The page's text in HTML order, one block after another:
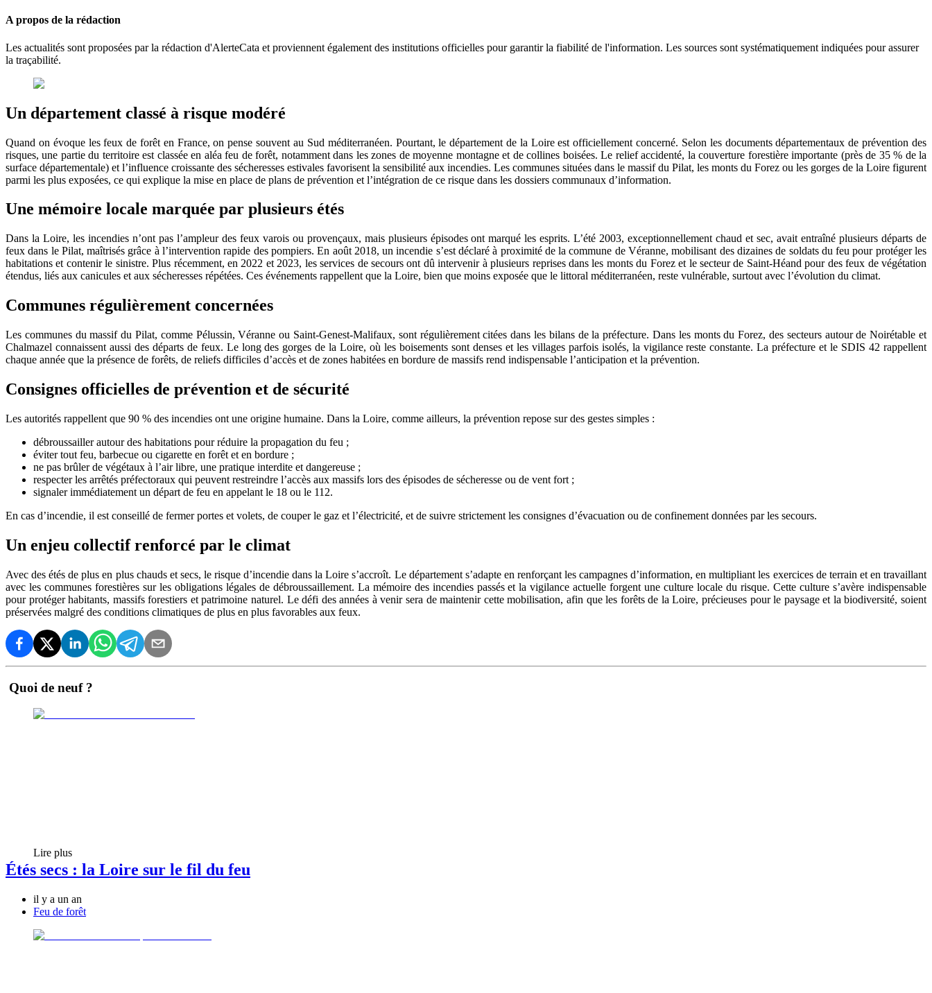
A propos de la rédaction
Les actualités sont proposées par la rédaction d'AlerteCata et proviennent également des institutions officielles pour garantir la fiabilité de l'information. Les sources sont systématiquement indiquées pour assurer
la traçabilité.
Un département classé à risque modéré
Quand on évoque les feux de forêt en France, on pense souvent au Sud méditerranéen. Pourtant, le département de la Loire est officiellement concerné. Selon les documents départementaux de prévention des
risques, une partie du territoire est classée en aléa feu de forêt, notamment dans les zones de moyenne montagne et de collines boisées. Le relief accidenté, la couverture forestière importante (près de 35 % de la
surface départementale) et l’influence croissante des sécheresses estivales favorisent la sensibilité aux incendies. Les communes situées dans le massif du Pilat, les monts du Forez ou les gorges de la Loire figurent
parmi les plus exposées, ce qui explique la mise en place de plans de prévention et l’intégration de ce risque dans les dossiers communaux d’information.
Une mémoire locale marquée par plusieurs étés
Dans la Loire, les incendies n’ont pas l’ampleur des feux varois ou provençaux, mais plusieurs épisodes ont marqué les esprits. L’été 2003, exceptionnellement chaud et sec, avait entraîné plusieurs départs de
feux dans le Pilat, maîtrisés grâce à l’intervention rapide des pompiers. En août 2018, un incendie s’est déclaré à proximité de la commune de Véranne, mobilisant des dizaines de soldats du feu pour protéger les
habitations et contenir le sinistre. Plus récemment, en 2022 et 2023, les services de secours ont dû intervenir à plusieurs reprises dans les monts du Forez et le secteur de Saint-Héand pour des feux de végétation
étendus, liés aux canicules et aux sécheresses répétées. Ces événements rappellent que la Loire, bien que moins exposée que le littoral méditerranéen, reste vulnérable, surtout avec l’évolution du climat.
Communes régulièrement concernées
Les communes du massif du Pilat, comme Pélussin, Véranne ou Saint-Genest-Malifaux, sont régulièrement citées dans les bilans de la préfecture. Dans les monts du Forez, des secteurs autour de Noirétable et
Chalmazel connaissent aussi des départs de feux. Le long des gorges de la Loire, où les boisements sont denses et les villages parfois isolés, la vigilance reste constante. La préfecture et le SDIS 42 rappellent
chaque année que la présence de forêts, de reliefs difficiles d’accès et de zones habitées en bordure de massifs rend indispensable l’anticipation et la prévention.
Consignes officielles de prévention et de sécurité
Les autorités rappellent que 90 % des incendies ont une origine humaine. Dans la Loire, comme ailleurs, la prévention repose sur des gestes simples :
débroussailler autour des habitations pour réduire la propagation du feu ;
éviter tout feu, barbecue ou cigarette en forêt et en bordure ;
ne pas brûler de végétaux à l’air libre, une pratique interdite et dangereuse ;
respecter les arrêtés préfectoraux qui peuvent restreindre l’accès aux massifs lors des épisodes de sécheresse ou de vent fort ;
signaler immédiatement un départ de feu en appelant le 18 ou le 112.
En cas d’incendie, il est conseillé de fermer portes et volets, de couper le gaz et l’électricité, et de suivre strictement les consignes d’évacuation ou de confinement données par les secours.
Un enjeu collectif renforcé par le climat
Avec des étés de plus en plus chauds et secs, le risque d’incendie dans la Loire s’accroît. Le département s’adapte en renforçant les campagnes d’information, en multipliant les exercices de terrain et en travaillant
avec les communes forestières sur les obligations légales de débroussaillement. La mémoire des incendies passés et la vigilance actuelle forgent une culture locale du risque. Cette culture s’avère indispensable
pour protéger habitants, massifs forestiers et patrimoine naturel. Le défi des années à venir sera de maintenir cette mobilisation, afin que les forêts de la Loire, précieuses pour le paysage et la biodiversité, soient
préservées malgré des conditions climatiques de plus en plus favorables aux feux.
Quoi de neuf ?
Lire plus
Étés secs : la Loire sur le fil du feu
il y a un an
Feu de forêt